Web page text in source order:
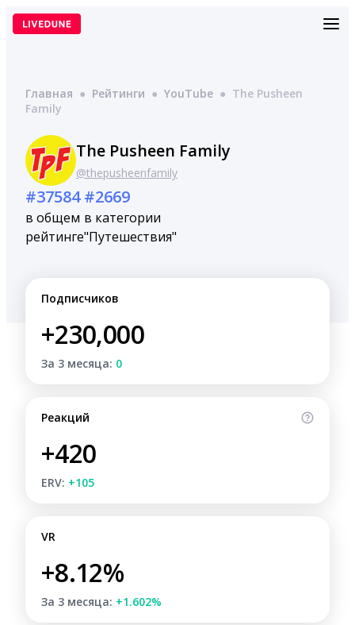
Перейти
Главная ● Рейтинги ● YouTube ● The Pusheen
Family
The Pusheen Family
@thepusheenfamily
#37584
в общем
рейтинге
#2669
в категории
"Путешествия"
Подписчиков
+230,000
За 3 месяца: 0
Реакций
+420
ERV: +105
VR
+8.12%
За 3 месяца: +1.602%